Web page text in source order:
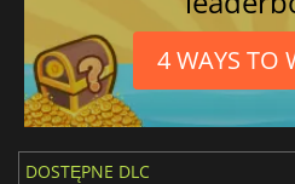
4 WAYS TO
DOSTĘPNE DLC